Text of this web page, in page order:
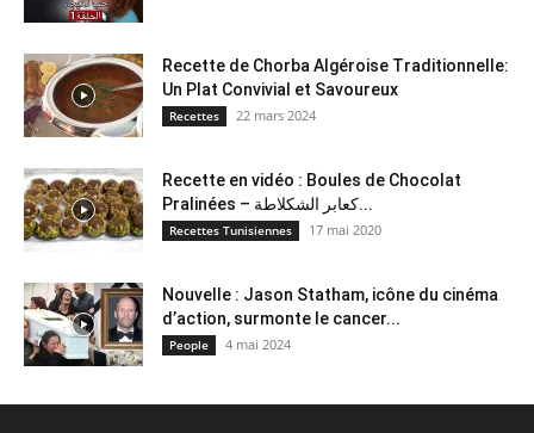
Recette de Chorba Algéroise Traditionnelle:
Un Plat Convivial et Savoureux
Recettes 22 mars 2024
Recette en vidéo : Boules de Chocolat
Pralinées – كعابر الشكلاطة...
Recettes Tunisiennes 17 mai 2020
Nouvelle : Jason Statham, icône du cinéma
d’action, surmonte le cancer...
People 4 mai 2024